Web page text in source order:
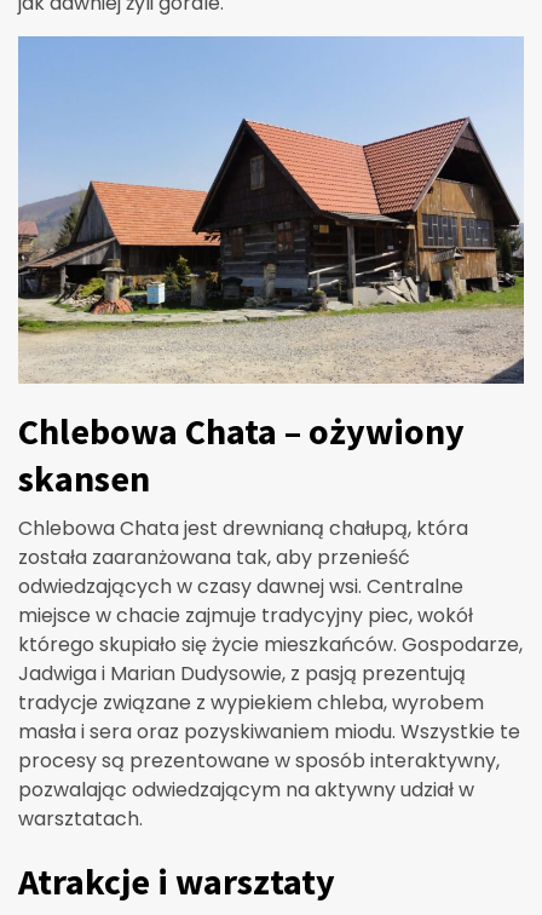
Chlebowa Chata – ożywiony
skansen
Chlebowa Chata jest drewnianą chałupą, która
została zaaranżowana tak, aby przenieść
odwiedzających w czasy dawnej wsi. Centralne
miejsce w chacie zajmuje tradycyjny piec, wokół
którego skupiało się życie mieszkańców. Gospodarze,
Jadwiga i Marian Dudysowie, z pasją prezentują
tradycje związane z wypiekiem chleba, wyrobem
masła i sera oraz pozyskiwaniem miodu. Wszystkie te
procesy są prezentowane w sposób interaktywny,
pozwalając odwiedzającym na aktywny udział w
warsztatach.
Atrakcje i warsztaty